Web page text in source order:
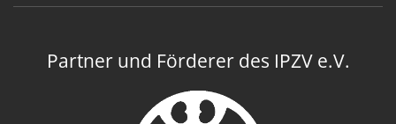
Partner und Förderer des IPZV e.V.